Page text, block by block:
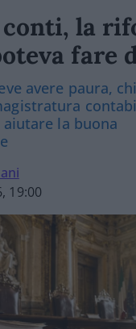
la
fare
avere paura,
la buona
19:00